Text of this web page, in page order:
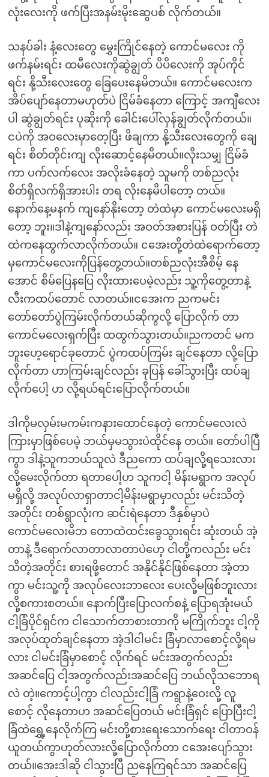
လုံးလေးကို ဖက်ပြီးအနမ်းမိုးဆွေပစ် လိုက်တယ်။
သနပ်ခါး နံ့လေးတွေ မွှေးကြိုင်နေတဲ့ ကောင်မလေး ကို
ဖက်နမ်းရင်း ထမီလေးကိုဆွဲချွတ် ပိပိလေးကို အုပ်ကိုင်
ရင်း နို့သီးလေးတွေ ခြေပေးနေမိတယ်။ ကောင်မလေးက
အိပ်ပျော်နေတာမဟုတ်ပဲ ငြိမ်ခံနေတာ ကြောင့် အကျီလေး
ပါ ဆွဲချွတ်ရင်း ပုဆိုးကို ခေါင်းပေါ်လှန်ချွတ်လိုက်တယ်။
ငပဲကို အဝလေးမှာတေ့ပြီး ဖိချကာ နို့သီးလေးတွေကို ချေ
ရင်း စိတ်တိုင်းကျ လိုးဆောင့်နေမိတယ်။လိုးသမျှ ငြိမ်ခံ
ကာ ပက်လက်လေး အလိုးခံနေတဲ့ သူမကို တစ်ညလုံး
စိတ်ရှိလက်ရှိအားပါး တရ လိုးနေမိပါတော့ တယ်။
နောက်နေ့မနက် ကျနော်နိုးတော့ တဲထဲမှာ ကောင်မလေးမရှိ
တော့ ဘူး။ဒါနဲ့ကျနော်လည်း အဝတ်အစားပြန် ဝတ်ပြီး တဲ
ထဲကနေထွက်လာလိုက်တယ်။ ငအေးတို့တဲထဲရောက်တော့
မှကောင်မလေးကိုပြန်တွေ့တယ်။တစ်ညလုံးအီစိမ့် နေ
အောင် စိမ်ပြေနပြေ လိုးထားပေမဲ့လည်း သူ့ကိုတွေ့တာနဲ့
လီးကထပ်တောင် လာတယ်။ငအေးက ညကမင်း
တော်တော်ပွဲကြမ်းလိုက်တယ်ဆိုကွလို့ ပြောလိုက် တာ
ကောင်မလေးရှက်ပြီး ထထွက်သွားတယ်။ညကတင် မက
ဘူးဟေ့ရောင်ခုတောင် ပွဲကထပ်ကြမ်း ချင်နေတာ လို့ပြော
လိုက်တာ ဟာကြမ်းချင်လည်း ခုပြန် ခေါ်သွားပြီး ထပ်ချ
လိုက်ပေါ့ ဟ လို့ရယ်ရင်းပြောလိုက်တယ်။
ဒါကိုမလှမ်းမကမ်းကနားထောင်နေတဲ့ ကောင်မလေးလဲ
ကြားမှာဖြစ်ပေမဲ့ ဘယ်မှမသွားပဲထိုင်နေ တယ်။ တော်ပါပြီ
ကွာ ဒါနဲ့သူကဘယ်သူလဲ ဒီညကော ထပ်ချလို့ရသေးလား
လို့မေးလိုက်တာ ရတာပေါ့ဟ သူကငါ့ မိန်းမရွာက အလုပ်
မရှိလို့ အလုပ်လာရှာတာငါ့မိန်းမရွာမှာလည်း မင်းသိတဲ့
အတိုင်း တစ်ရွာလုံးက ဆင်းရဲနေတာ ဒီနှစ်မှာပဲ
ကောင်မလေးမိဘ တောထဲထင်းခွေသွားရင်း ဆုံးတယ် အဲ့
တာနဲ့ ဒီရောက်လာတာလာတာပဲဟေ့ ငါတို့ကလည်း မင်း
သိတဲ့အတိုင်း စားရဖို့တောင် အနိုင်နိုင်ဖြစ်နေတာ အဲ့တာ
ကွာ မင်းသူ့ကို အလုပ်လေးဘာလေး ပေးလို့မဖြစ်ဘူးလား
လို့စကားစတယ်။ နောက်ပြီးပြောလက်စနဲ့ ပြောရအုံးမယ်
ငါ့ခြံပိုင်ရှင်က ငါသောက်တာစားတာကို မကြိုက်ဘူး ငါ့ကို
အလုပ်ထုတ်ချင်နေတာ အဲ့ဒါငါမင်း ခြံမှာလာစောင့်လို့ရမ
လား ငါမင်းခြံမှာစောင့် လိုက်ရင် မင်းအတွက်လည်း
အဆင်ပြေ ငါ့အတွက်လည်းအဆင်ပြေ ဘယ်လိုသဘောရ
လဲ တဲ့။ကောင့်ပါ့ကွာ ငါလည်းငါ့ခြံ ကရွာနဲ့ဝေးလို့ လူ
စောင့် လိုနေတာဟ အဆင်ပြေတယ် မင်းခြံရှင် ပြောပြီးငါ့
ခြံထဲရွှေ့နေလိုက်ကြ မင်းတို့စားရေးသောက်ရေး ငါတာဝန်
ယူတယ်ကွာဟုတ်လားလို့ပြောလိုက်တာ ငအေးပျော်သွား
တယ်။အေးဒါဆို ငါသွားပြီ ညနေကြရင်သာ အဆင်ပြေ